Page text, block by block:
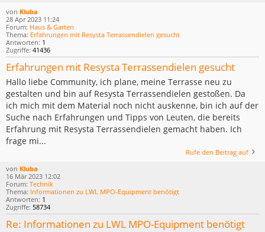
von Kluba
28 Apr 2023 11:24
Forum: Haus & Garten
Thema: Erfahrungen mit Resysta Terrassendielen gesucht
Antworten: 1
Zugriffe: 41436
Erfahrungen mit Resysta Terrassendielen gesucht
Hallo liebe Community, ich plane, meine Terrasse neu zu
gestalten und bin auf Resysta Terrassendielen gestoßen. Da
ich mich mit dem Material noch nicht auskenne, bin ich auf der
Suche nach Erfahrungen und Tipps von Leuten, die bereits
Erfahrung mit Resysta Terrassendielen gemacht haben. Ich
frage mi...
Rufe den Beitrag auf
von Kluba
16 Mär 2023 12:02
Forum: Technik
Thema: Informationen zu LWL MPO-Equipment benötigt
Antworten: 1
Zugriffe: 58734
Re: Informationen zu LWL MPO-Equipment benötigt